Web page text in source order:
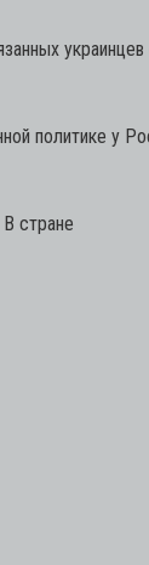
украинцев
политике у
стране